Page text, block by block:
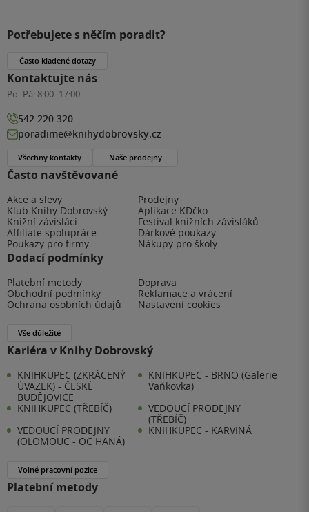
Často navštěvované
Akce a slevy
Prodejny
Klub Knihy Dobrovský
Aplikace KDčko
Knižní závisláci
Festival knižních závisláků
Affiliate spolupráce
Dárkové poukazy
Poukazy pro firmy
Nákupy pro školy
Dodací podmínky
Platební metody
Doprava
Obchodní podmínky
Reklamace a vrácení
Ochrana osobních údajů
Nastavení cookies
Vše důležité
Kariéra v Knihy Dobrovský
KNIHKUPEC (ZKRÁCENÝ
ÚVAZEK) - ČESKÉ
BUDĚJOVICE
KNIHKUPEC - BRNO (Galerie
Vaňkovka)
KNIHKUPEC (TŘEBÍČ)
VEDOUCÍ PRODEJNY
(TŘEBÍČ)
VEDOUCÍ PRODEJNY
(OLOMOUC - OC HANÁ)
KNIHKUPEC - KARVINÁ
Volné pracovní pozice
Platební metody
Potřebujete s něčím poradit?
Často kladené dotazy
Kontaktujte nás
Po–Pá: 8:00–17:00
542 220 320
poradime@knihydobrovsky.cz
Všechny kontakty Naše prodejny